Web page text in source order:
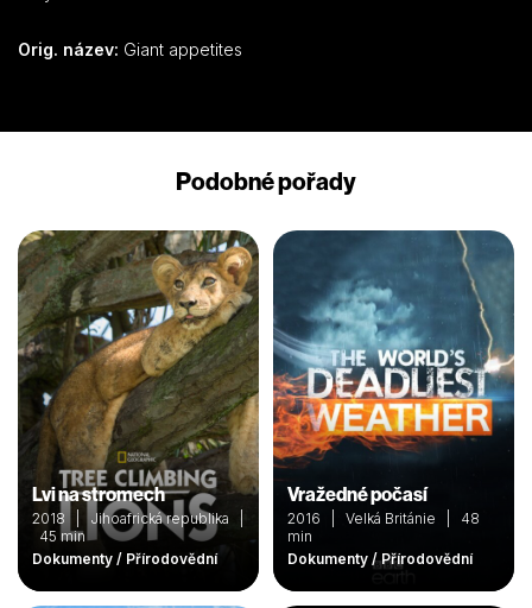
Orig. název: Giant appetites
Podobné pořady
Lvi na stromech
2018 | Jihoafrická republika |
45 min
Dokumenty / Přírodovědní
Vražedné počasí
2016 | Velká Británie | 48
min
Dokumenty / Přírodovědní